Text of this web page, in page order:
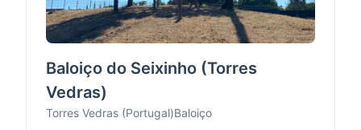
Baloiço do Seixinho (Torres
Vedras)
Torres Vedras (Portugal)Baloiço